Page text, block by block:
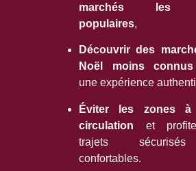
marchés les
populaires,
Découvrir des
Noël moins connus
une expérience
Éviter les zones à
circulation et
trajets
confortables.